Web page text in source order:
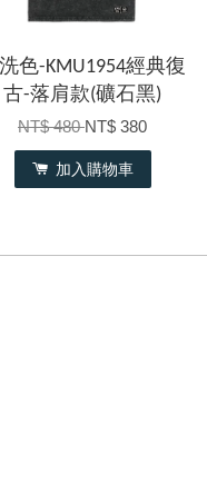
色-KMU1954經典復
古-落肩款(礦石黑)
NT$ 480NT$ 380
加入購物車